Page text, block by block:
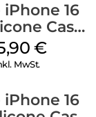
16
Case
Stone
Gray
€
MwSt.
16